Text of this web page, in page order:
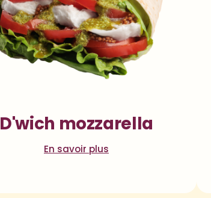
D'wich mozzarella
En savoir plus